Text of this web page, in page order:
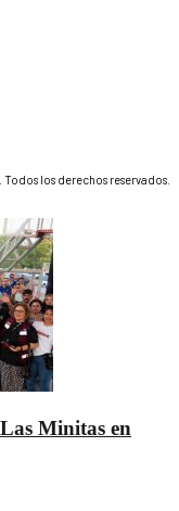
los derechos reservados.
Minitas en